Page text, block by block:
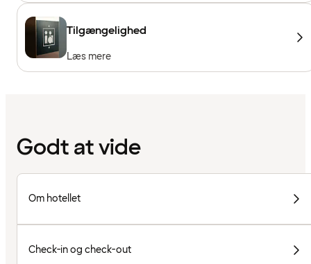
Tilgængelighed
Læs mere
Godt at vide
Om hotellet
Check-in og check-out